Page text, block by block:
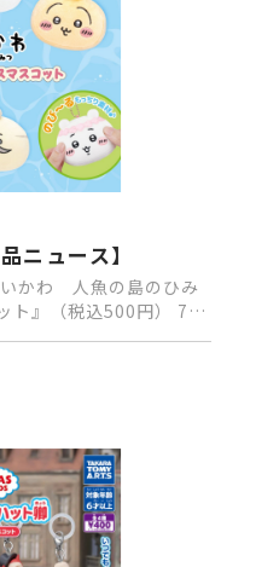
ニュース】
かわ 人魚の島のひみ
』（税込500円） 7月